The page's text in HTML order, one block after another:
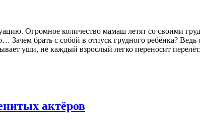
Огромное количество мамаш летят со своими
брать с собой в отпуск грудного ребёнка? Ведь
уши, не каждый взрослый легко переносит
актёров